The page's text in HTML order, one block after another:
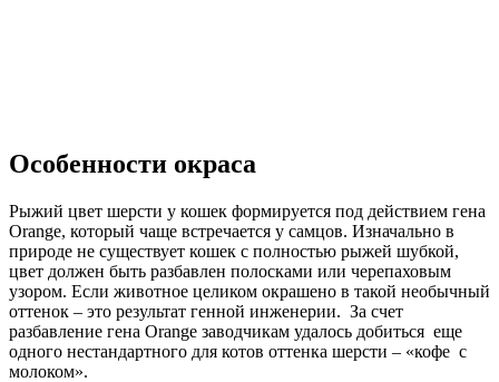
Особенности окраса
Рыжий цвет шерсти у кошек формируется под действием гена
Orange, который чаще встречается у самцов. Изначально в
природе не существует кошек с полностью рыжей шубкой,
цвет должен быть разбавлен полосками или черепаховым
узором. Если животное целиком окрашено в такой необычный
оттенок – это результат генной инженерии. За счет
разбавление гена Orange заводчикам удалось добиться еще
одного нестандартного для котов оттенка шерсти – «кофе с
молоком».